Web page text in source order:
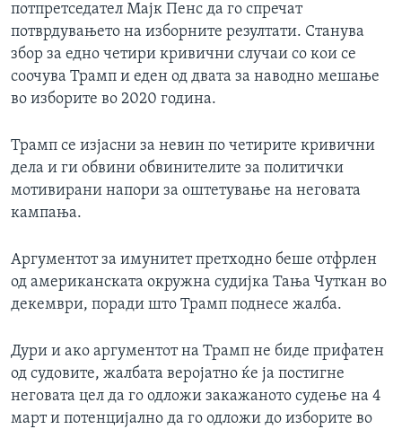
потпретседател Мајк Пенс да го спречат
потврдувањето на изборните резултати. Станува
збор за едно четири кривични случаи со кои се
соочува Трамп и еден од двата за наводно мешање
во изборите во 2020 година.
Трамп се изјасни за невин по четирите кривични
дела и ги обвини обвинителите за политички
мотивирани напори за оштетување на неговата
кампања.
Аргументот за имунитет претходно беше отфрлен
од американската окружна судијка Тања Чуткан во
декември, поради што Трамп поднесе жалба.
Дури и ако аргументот на Трамп не биде прифатен
од судовите, жалбата веројатно ќе ја постигне
неговата цел да го одложи закажаното судење на 4
март и потенцијално да го одложи до изборите во